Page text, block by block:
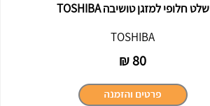
שלט חלופי למזגן טושיבה TOSHIBA
TOSHIBA
80
₪